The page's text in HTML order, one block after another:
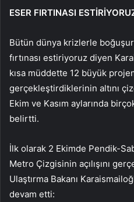
ESER FIRTINASI
Bütün dünya krizlerle
fırtınası estiriyoruz diyen
kısa müddette 12 büyük
gerçekleştirdiklerinin altını
Ekim ve Kasım aylarında
belirtti.
İlk olarak 2 Ekimde Pendik-
Metro Çizgisinin açılışını
Ulaştırma Bakanı
devam etti: